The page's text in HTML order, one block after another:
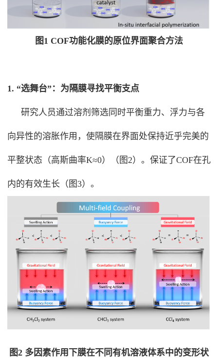
图1 COF功能化膜的原位界面聚合方法
1. “选舞台”：为隔膜寻找平衡支点
研究人员通过溶剂筛选同时平衡重力、浮力与各
向异性的溶胀作用，使隔膜在界面处保持近乎完美的
平整状态（高斯曲率K≈0）（图2）。保证了COF在孔
内的有效生长（图3）。
图2 多因素作用下膜在不同有机溶液体系中的变形状